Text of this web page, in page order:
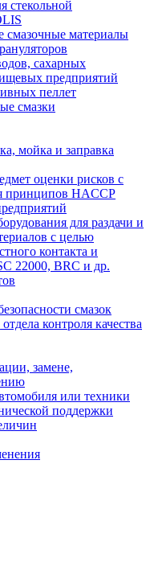
стекольной
смазочные материалы
сахарных
предприятий
пеллет
смазки
мойка и заправка
оценки рисков с
принципов HACCP
для раздачи и
с целью
контакта и
22000, BRC и др.
смазок
контроля качества
замене,
или техники
поддержки